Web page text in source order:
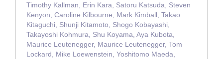
Timothy Kallman, Erin Kara, Satoru Katsuda, Steven
Kenyon, Caroline Kilbourne, Mark Kimball, Takao
Kitaguchi, Shunji Kitamoto, Shogo Kobayashi,
Takayoshi Kohmura, Shu Koyama, Aya Kubota,
Maurice Leutenegger, Maurice Leutenegger, Tom
Lockard, Mike Loewenstein, Yoshitomo Maeda,